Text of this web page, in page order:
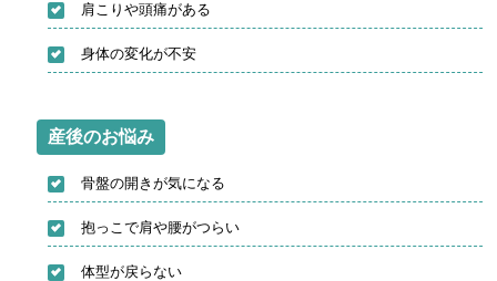
肩こりや頭痛がある
身体の変化が不安
産後のお悩み
骨盤の開きが気になる
抱っこで肩や腰がつらい
体型が戻らない